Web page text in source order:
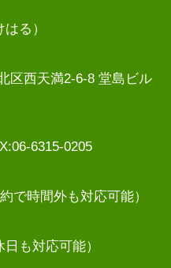
る）
区西天満2-6-8 堂島ビル
6315-0205
で時間外も対応可能）
も対応可能）